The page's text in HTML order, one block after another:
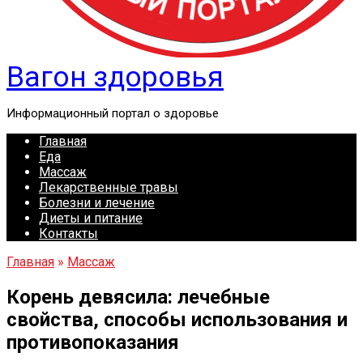
Вагон здоровья
Информационный портал о здоровье
Главная
Еда
Массаж
Лекарственные травы
Болезни и лечение
Диеты и питание
Контакты
Главная » Массаж
Корень девясила: лечебные
свойства, способы использования и
противопоказания